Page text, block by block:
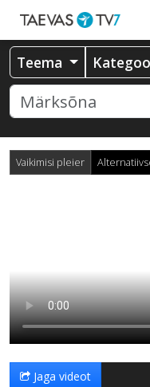
Teema
Vaikimisi pleier
Jaga videot